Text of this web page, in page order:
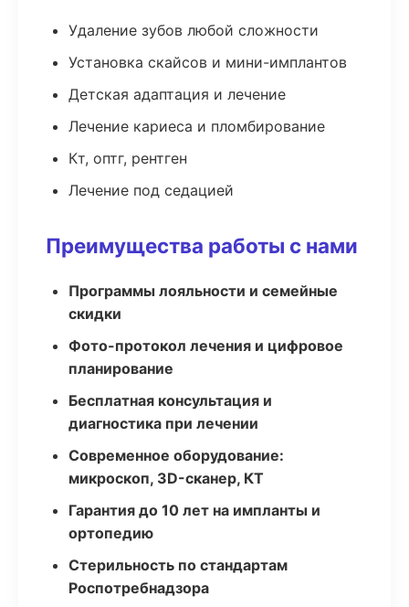
Удаление зубов любой сложности
Установка скайсов и мини-имплантов
Детская адаптация и лечение
Лечение кариеса и пломбирование
Кт, оптг, рентген
Лечение под седацией
Преимущества работы с нами
Программы лояльности и семейные
скидки
Фото-протокол лечения и цифровое
планирование
Бесплатная консультация и
диагностика при лечении
Современное оборудование:
микроскоп, 3D-сканер, КТ
Гарантия до 10 лет на импланты и
ортопедию
Стерильность по стандартам
Роспотребнадзора